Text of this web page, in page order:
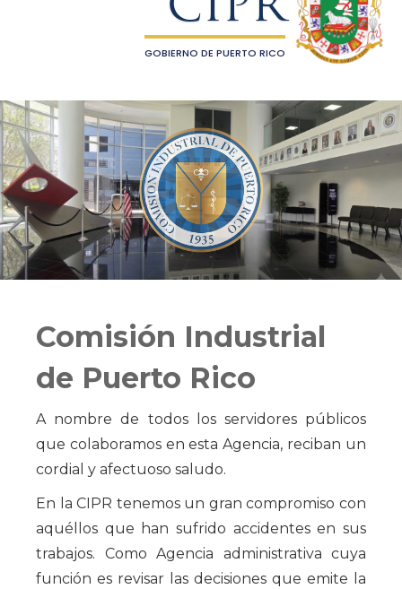
GOBIERNO DE PUERTO RICO
Comisión Industrial
de Puerto Rico
A nombre de todos los servidores públicos
que colaboramos en esta Agencia, reciban un
cordial y afectuoso saludo.
En la CIPR tenemos un gran compromiso con
aquéllos que han sufrido accidentes en sus
trabajos. Como Agencia administrativa cuya
función es revisar las decisiones que emite la